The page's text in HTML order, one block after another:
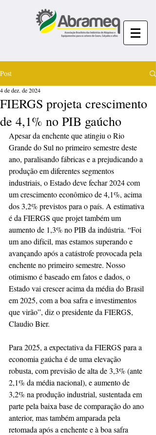
Post
FIERGS projeta crescimento
de 4,1% no PIB gaúcho
4 de dez. de 2024
Apesar da enchente que atingiu o Rio
Grande do Sul no primeiro semestre deste
ano, paralisando fábricas e a prejudicando a
produção em diferentes segmentos
industriais, o Estado deve fechar 2024 com
um crescimento econômico de 4,1%, acima
dos 3,2% previstos para o país. A estimativa
é da FIERGS que projet também um
aumento de 1,3% no PIB da indústria. “Foi
um ano difícil, mas estamos superando e
avançando após a catástrofe provocada pela
enchente no primeiro semestre. Nosso
otimismo é baseado em fatos e dados, o
Estado vai crescer acima da média do Brasil
em 2025, com a boa safra e investimentos
que virão”, diz o presidente da FIERGS,
Claudio Bier.
Para 2025, a expectativa da FIERGS para a
economia gaúcha é de uma elevação
robusta, com previsão de alta de 3,3% (ante
2,1% da média nacional), e aumento de
3,2% na produção industrial, sustentada em
parte pela baixa base de comparação do ano
anterior, mas também amparada pela
retomada após a enchente e à boa safra